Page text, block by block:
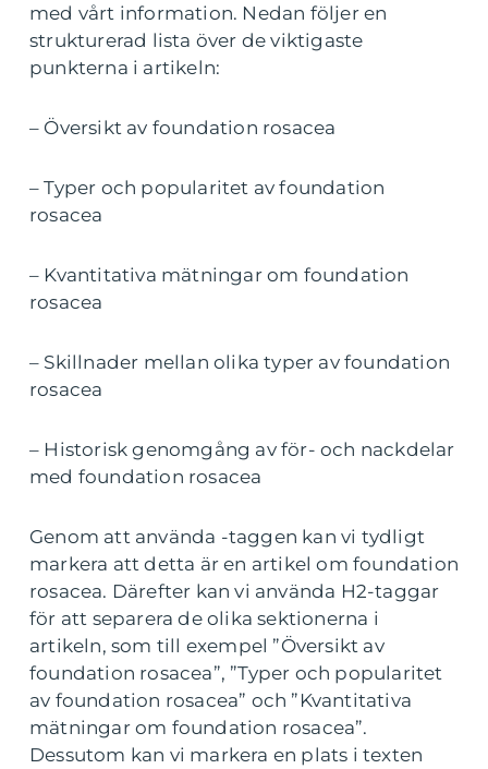
med vårt information. Nedan följer en
strukturerad lista över de viktigaste
punkterna i artikeln:
– Översikt av foundation rosacea
– Typer och popularitet av foundation
rosacea
– Kvantitativa mätningar om foundation
rosacea
– Skillnader mellan olika typer av foundation
rosacea
– Historisk genomgång av för- och nackdelar
med foundation rosacea
Genom att använda -taggen kan vi tydligt
markera att detta är en artikel om foundation
rosacea. Därefter kan vi använda H2-taggar
för att separera de olika sektionerna i
artikeln, som till exempel ”Översikt av
foundation rosacea”, ”Typer och popularitet
av foundation rosacea” och ”Kvantitativa
mätningar om foundation rosacea”.
Dessutom kan vi markera en plats i texten